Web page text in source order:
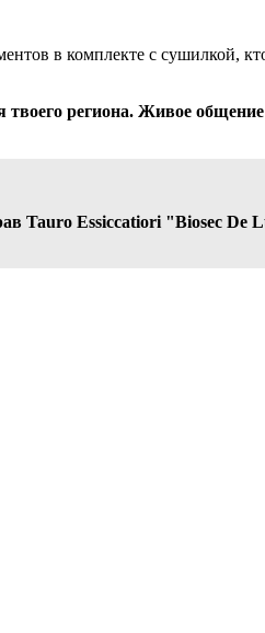
в комплекте с сушилкой,
региона. Живое общение
Tauro Essiccatiori "Biosec